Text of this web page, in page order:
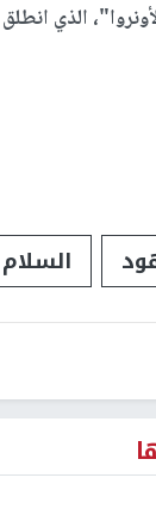
الذي انطلق
السلام